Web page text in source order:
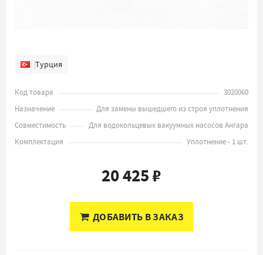
Турция
Код товара
3020060
Назначение
Для замены вышедшего из строя уплотнения
Совместимость
Для водокольцевых вакуумных насосов Ангара
Комплектация
Уплотнение - 1 шт.
20 425 ₽
ДОБАВИТЬ В ЗАКАЗ